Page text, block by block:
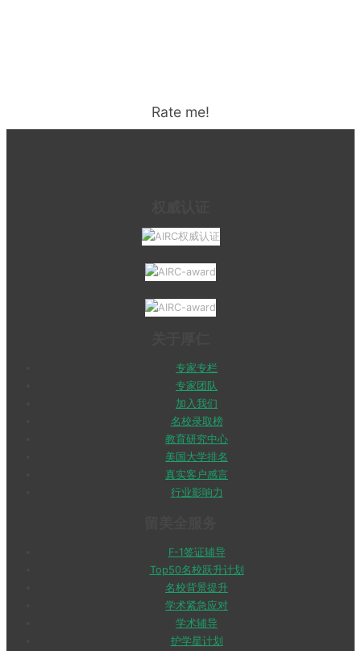
Rate me!
专家专栏
专家团队
加入我们
名校录取榜
教育研究中心
美国大学排名
真实客户感言
行业影响力
F-1签证辅导
Top50名校跃升计划
名校背景提升
学术紧急应对
学术辅导
护学星计划